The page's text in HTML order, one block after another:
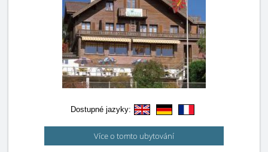
Dostupné jazyky:
Více o tomto ubytování